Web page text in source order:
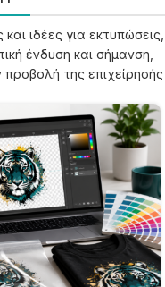
ιδέες για εκτυπώσεις,
ένδυση και σήμανση,
της επιχείρησής